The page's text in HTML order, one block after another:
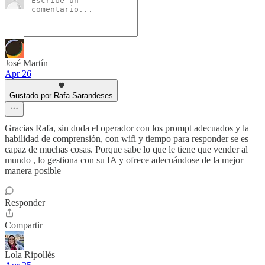
José Martín
Apr 26
Gustado por Rafa Sarandeses
Gracias Rafa, sin duda el operador con los prompt adecuados y la
habilidad de comprensión, con wifi y tiempo para responder se es
capaz de muchas cosas. Porque sabe lo que le tiene que vender al
mundo , lo gestiona con su IA y ofrece adecuándose de la mejor
manera posible
Responder
Compartir
Lola Ripollés